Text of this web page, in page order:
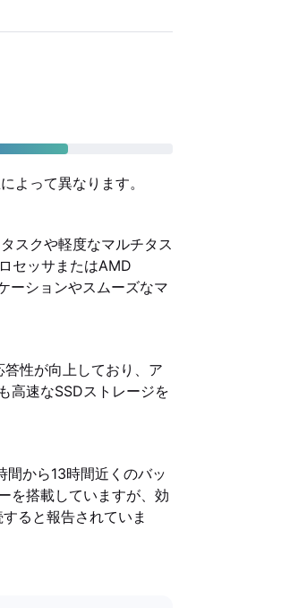
よって異なります。
スクや軽度なマルチタス
セッサまたはAMD
ーションやスムーズなマ
性が向上しており、ア
高速なSSDストレージを
から13時間近くのバッ
を搭載していますが、効
ると報告されていま